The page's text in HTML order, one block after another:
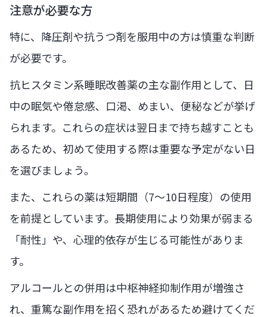
注意が必要な方
特に、降圧剤や抗うつ剤を服用中の方は慎重な判断
が必要です。
抗ヒスタミン系睡眠改善薬の主な副作用として、日
中の眠気や倦怠感、口渇、めまい、便秘などが挙げ
られます。これらの症状は翌日まで持ち越すことも
あるため、初めて使用する際は重要な予定がない日
を選びましょう。
また、これらの薬は短期間（7〜10日程度）の使用
を前提としています。長期使用により効果が弱まる
「耐性」や、心理的依存が生じる可能性がありま
す。
アルコールとの併用は中枢神経抑制作用が増強さ
れ、重篤な副作用を招く恐れがあるため避けてくだ